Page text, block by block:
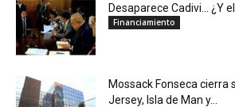
Desaparece Cadivi… ¿Y
Financiamiento
Mossack Fonseca cierra
Jersey, Isla de Man y...